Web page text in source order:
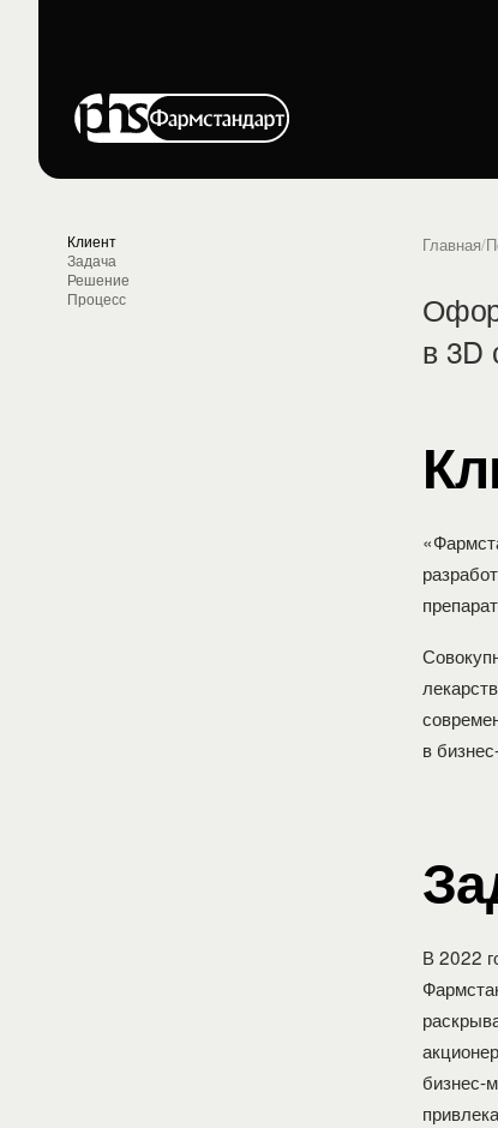
Клиент
Задача
Решение
Процесс
Главная/
в 3D
в
В 2022
бизнес-